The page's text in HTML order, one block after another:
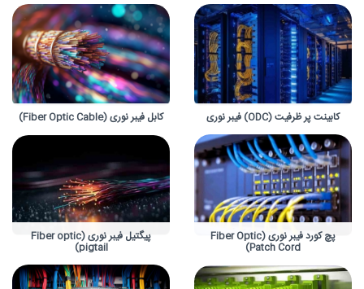
کابینت پر ظرفیت (ODC) فیبر نوری کابل فیبر نوری (Fiber Optic Cable)
پچ کورد فیبر نوری (Fiber Optic
Patch Cord)
پیگتیل فیبر نوری (Fiber optic
pigtail)